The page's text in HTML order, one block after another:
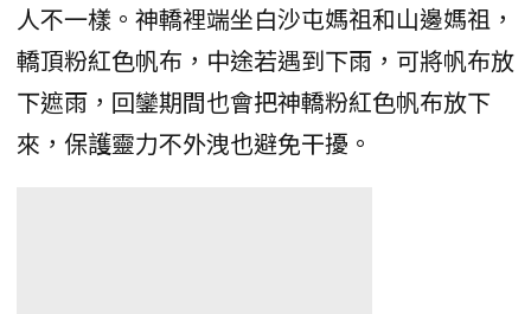
人不一樣。神轎裡端坐白沙屯媽祖和山邊媽祖，
轎頂粉紅色帆布，中途若遇到下雨，可將帆布放
下遮雨，回鑾期間也會把神轎粉紅色帆布放下
來，保護靈力不外洩也避免干擾。